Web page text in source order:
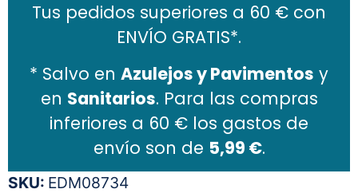
Tus pedidos superiores a 60 € con
ENVÍO GRATIS*.
* Salvo en Azulejos y Pavimentos y
en Sanitarios. Para las compras
inferiores a 60 € los gastos de
envío son de 5,99 €.
SKU: EDM08734